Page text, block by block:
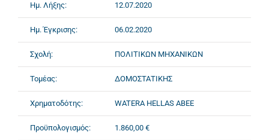
Ημ. Λήξης: 12.07.2020
Ημ. Έγκρισης: 06.02.2020
Σχολή: ΠΟΛΙΤΙΚΩΝ ΜΗΧΑΝΙΚΩΝ
Τομέας: ΔΟΜΟΣΤΑΤΙΚΗΣ
Χρηματοδότης: WATERA HELLAS ΑΒΕΕ
Προϋπολογισμός: 1.860,00 €